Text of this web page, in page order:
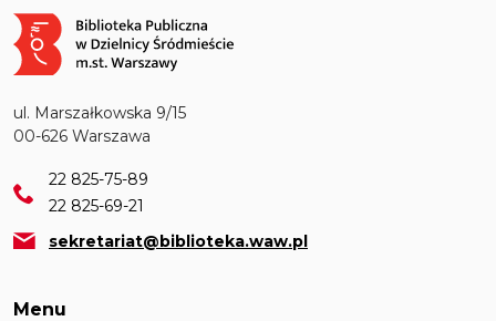
Obraz
ul. Marszałkowska 9/15
00-626 Warszawa
22 825-75-89
22 825-69-21
sekretariat@biblioteka.waw.pl
Menu